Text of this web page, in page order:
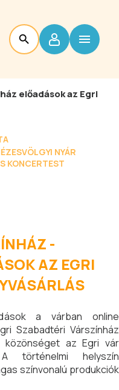
előadások az Egri
NYÁR
KONCERTEST
-
AZ EGRI
a várban online
Szabadtéri Várszínház
közönséget az Egri vár
történelmi helyszín
színvonalú produkciók
estéket.